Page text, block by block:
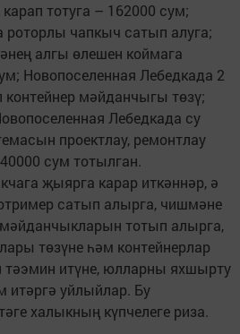
тотуга – 162000 сум;
роторлы чапкыч сатып алуга;
алгы өлешен коймага
Новопоселенная Лебедкада 2
мәйданчыгы төзү;
Лебедкада су
проектлау, ремонтлау
сум тотылган.
җыярга карар иткәннәр, ә
сатып алырга, чишмәне
тотып алырга,
төзүне һәм контейнерлар
тәэмин итүне, юлларны яхшырту
итәргә уйлыйлар. Бу
халыкның күпчелеге риза.